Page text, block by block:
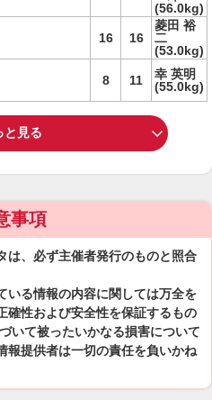
(56.0kg)
16 16
菱田 裕
二
(53.0kg)
8 11
幸 英明
(55.0kg)
と見る
事項
は、必ず主催者発行のものと照合
いる情報の内容に関しては万全を
確性および安全性を保証するもの
いて被ったいかなる損害について
報提供者は一切の責任を負いかね